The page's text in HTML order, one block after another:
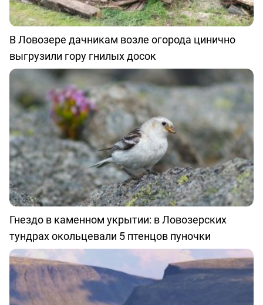
В Ловозере дачникам возле огорода цинично
выгрузили гору гнилых досок
Гнездо в каменном укрытии: в Ловозерских
тундрах окольцевали 5 птенцов пуночки